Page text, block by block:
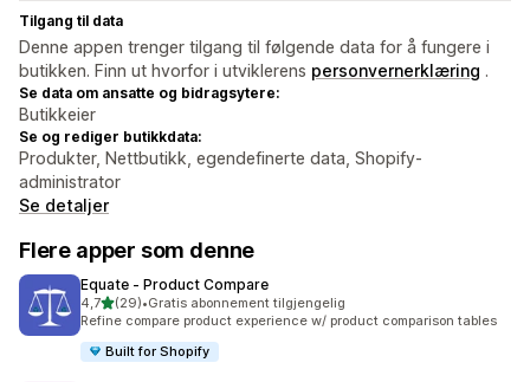
Tilgang til data
Denne appen trenger tilgang til følgende data for å fungere i
butikken. Finn ut hvorfor i utviklerens personvernerklæring .
Se data om ansatte og bidragsytere:
Butikkeier
Se og rediger butikkdata:
Produkter, Nettbutikk, egendefinerte data, Shopify-
administrator
Se detaljer
Flere apper som denne
Equate ‑ Product Compare
4,7av 5 stjerner
(29)
Totalt 29 omtaler
•Gratis abonnement tilgjengelig
Refine compare product experience w/ product comparison tables
Built for Shopify